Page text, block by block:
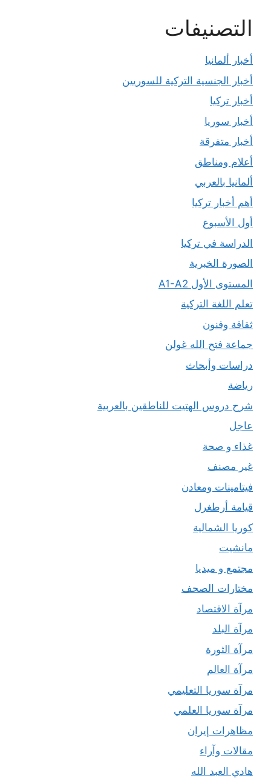
التصنيفات
أخبار ألمانيا
أخبار الجنسية التركية للسوريين
أخبار تركيا
أخبار سوريا
أخبار متفرقة
أعلام ومناطق
ألمانيا بالعربي
أهم أخبار تركيا
أول الأسبوع
الدراسة في تركيا
الصورة الخبرية
المستوى الأول A1-A2
تعلم اللغة التركية
ثقافة وفنون
جماعة فتح الله غولن
دراسات وأبحاث
رياضة
شرح دروس الهتيت للناطقين بالعربية
عاجل
غذاء و صحة
غير مصنف
فيتامينات ومعادن
قيامة أرطغرل
كوريا الشمالية
مانشيت
مجتمع و ميديا
مختارات الصحف
مرآة الاقتصاد
مرآة البلد
مرآة الثورة
مرآة العالم
مرآة سوريا التعليمي
مرآة سوريا العلمي
مظاهرات إيران
مقالات وآراء
هادي العبد الله